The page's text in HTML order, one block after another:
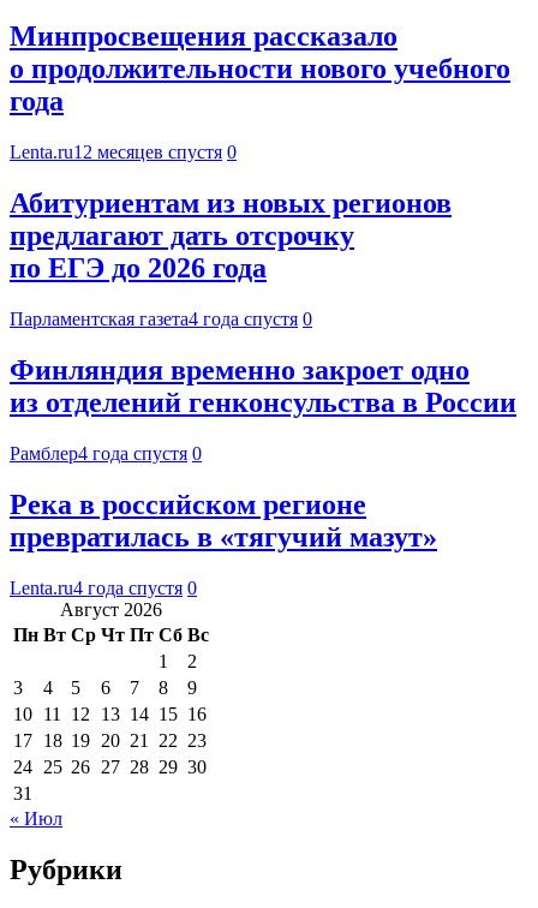
Минпросвещения рассказало
о продолжительности нового учебного
года
Lenta.ru12 месяцев спустя 0
Абитуриентам из новых регионов
предлагают дать отсрочку
по ЕГЭ до 2026 года
Парламентская газета4 года спустя 0
Финляндия временно закроет одно
из отделений генконсульства в России
Рамблер4 года спустя 0
Река в российском регионе
превратилась в «тягучий мазут»
Lenta.ru4 года спустя 0
Август 2026
Пн Вт Ср Чт Пт Сб Вс
1
2
3
4 5 6 7 8
9
10 11 12 13 14 15 16
17 18 19 20 21 22 23
24 25 26 27 28 29 30
31
« Июл
Рубрики